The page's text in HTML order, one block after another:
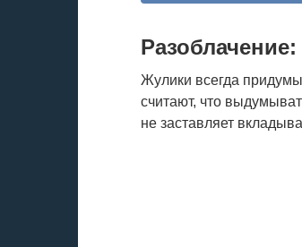
Разоблачение:
Жулики всегда
считают, что
не заставляет